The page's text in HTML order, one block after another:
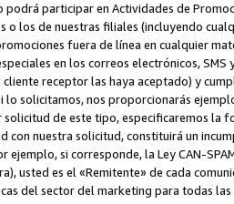
podrá participar en Actividades de
o los de nuestras filiales (incluyendo
fuera de línea en cualquier
en los correos electrónicos,
cliente receptor las haya aceptado) y
lo solicitamos, nos proporcionarás
solicitud de este tipo, especificaremos
con nuestra solicitud, constituirá un
ejemplo, si corresponde, la Ley CAN-
usted es el «Remitente» de cada
del sector del marketing para todas